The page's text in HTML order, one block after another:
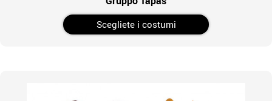
Scegliete i costumi